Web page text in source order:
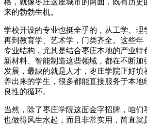
格，就像枣庄这座城市的两面，既有历史
来的勃勃生机。
学校开设的专业也挺全乎的，从工学、理
再到教育学、艺术学，门类齐全。这些年
专业结构，尤其是结合枣庄本地的产业特
新材料、智能制造这些领域，都在不断加
发展，最缺的就是人才，枣庄学院正好填
养出来的学生，很多都能直接服务于本地
良性的循环。
当然，除了枣庄学院这面金字招牌，咱们
也做得风生水起，而且非常实用，简直就